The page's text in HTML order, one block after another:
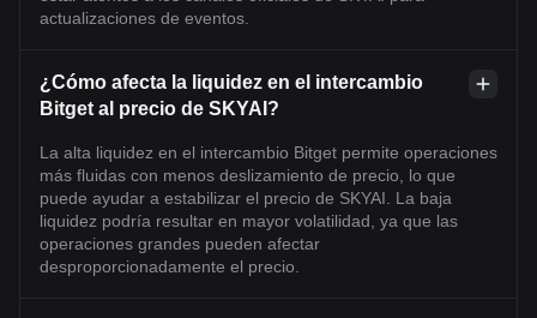
actualizaciones de eventos.
¿Cómo afecta la liquidez en el intercambio
Bitget al precio de SKYAI?
La alta liquidez en el intercambio Bitget permite operaciones
más fluidas con menos deslizamiento de precio, lo que
puede ayudar a estabilizar el precio de SKYAI. La baja
liquidez podría resultar en mayor volatilidad, ya que las
operaciones grandes pueden afectar
desproporcionadamente el precio.